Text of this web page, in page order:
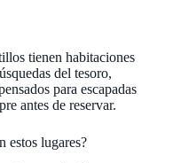
tienen habitaciones
del tesoro,
para escapadas
antes de reservar.
estos lugares?